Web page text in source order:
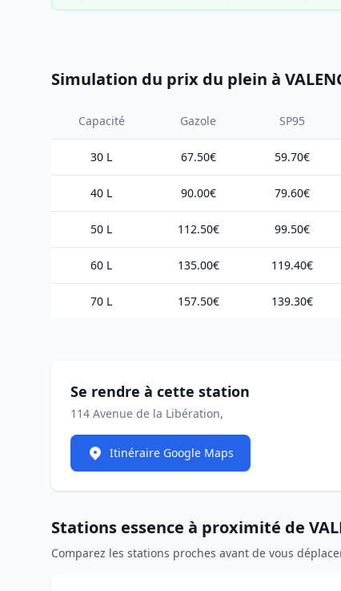
Simulation du prix du plein à
Capacité Gazole SP95
30 L 67.50€ 59.70€
40 L 90.00€ 79.60€
50 L 112.50€ 99.50€
60 L 135.00€ 119.40€
70 L 157.50€ 139.30€
Se rendre à cette station
114 Avenue de la Libération,
Itinéraire Google Maps
Stations essence à proximité de
Comparez les stations proches avant de vous